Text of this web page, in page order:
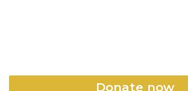
Donate now